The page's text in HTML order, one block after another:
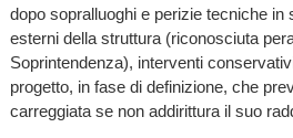
dopo sopralluoghi e perizie tecniche in
esterni della struttura (riconosciuta
Soprintendenza), interventi
progetto, in fase di definizione, che
carreggiata se non addirittura il suo